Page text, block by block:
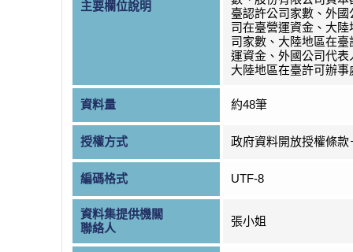
主要欄位說明
臺認許公司家數、外
司在臺營運資金、大
司家數、大陸地區在
運資金、外國公司代表
大陸地區在臺許可辦事
資料量 約48筆
授權方式 政府資料開放授權條款
編碼格式 UTF-8
資料集提供機關
聯絡人
張小姐